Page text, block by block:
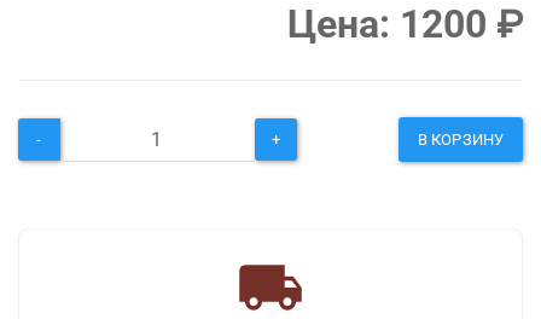
Цена: 1200 ₽
- + В КОРЗИНУ